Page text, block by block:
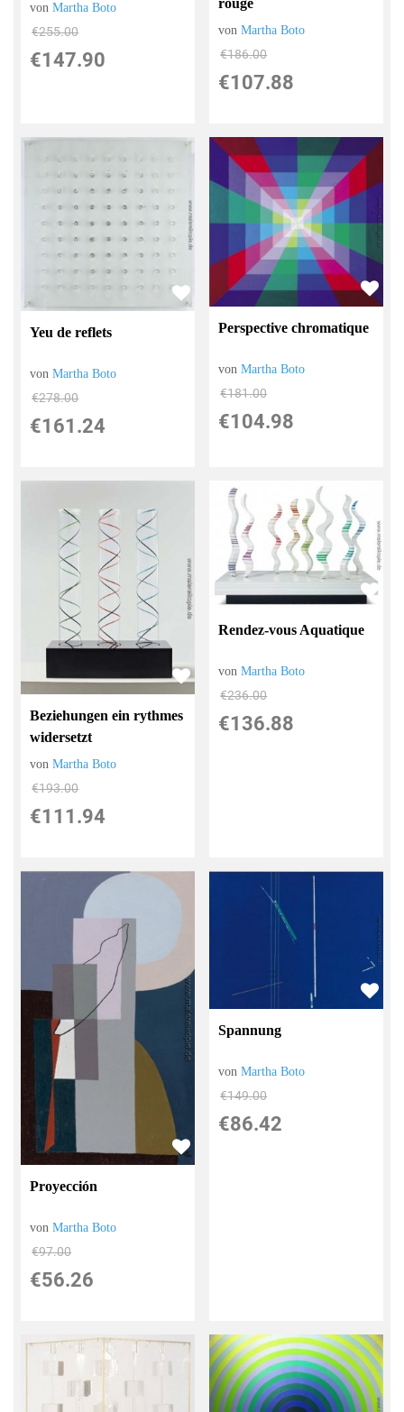
vonMartha Boto
€255.00
€147.90
rouge
vonMartha Boto
€186.00
€107.88
Yeu de reflets
vonMartha Boto
€278.00
€161.24
Perspective chromatique
vonMartha Boto
€181.00
€104.98
Beziehungen ein rythmes
widersetzt
vonMartha Boto
€193.00
€111.94
Rendez-vous Aquatique
vonMartha Boto
€236.00
€136.88
Proyección
vonMartha Boto
€97.00
€56.26
Spannung
vonMartha Boto
€149.00
€86.42